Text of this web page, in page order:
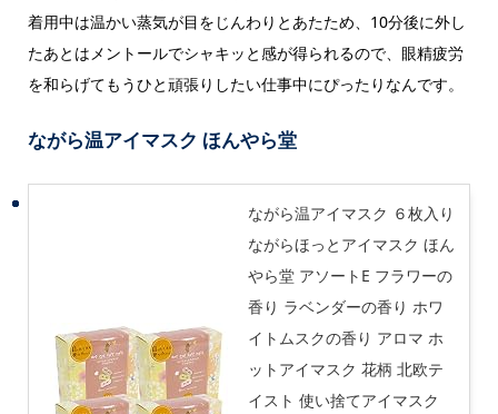
着用中は温かい蒸気が目をじんわりとあたため、10分後に外し
たあとはメントールでシャキッと感が得られるので、眼精疲労
を和らげてもうひと頑張りしたい仕事中にぴったりなんです。
ながら温アイマスク ほんやら堂
ながら温アイマスク ６枚入り
ながらほっとアイマスク ほん
やら堂 アソートE フラワーの
香り ラベンダーの香り ホワ
イトムスクの香り アロマ ホ
ットアイマスク 花柄 北欧テ
イスト 使い捨てアイマスク